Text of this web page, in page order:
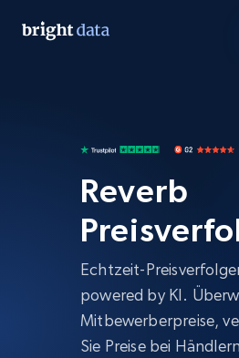
Reverb
Echtzeit-
powered by KI.
Mitbewerberpreise,
Sie Preise bei